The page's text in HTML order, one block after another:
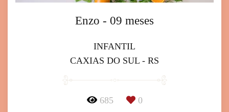
Enzo - 09 meses
INFANTIL
CAXIAS DO SUL - RS
685 0